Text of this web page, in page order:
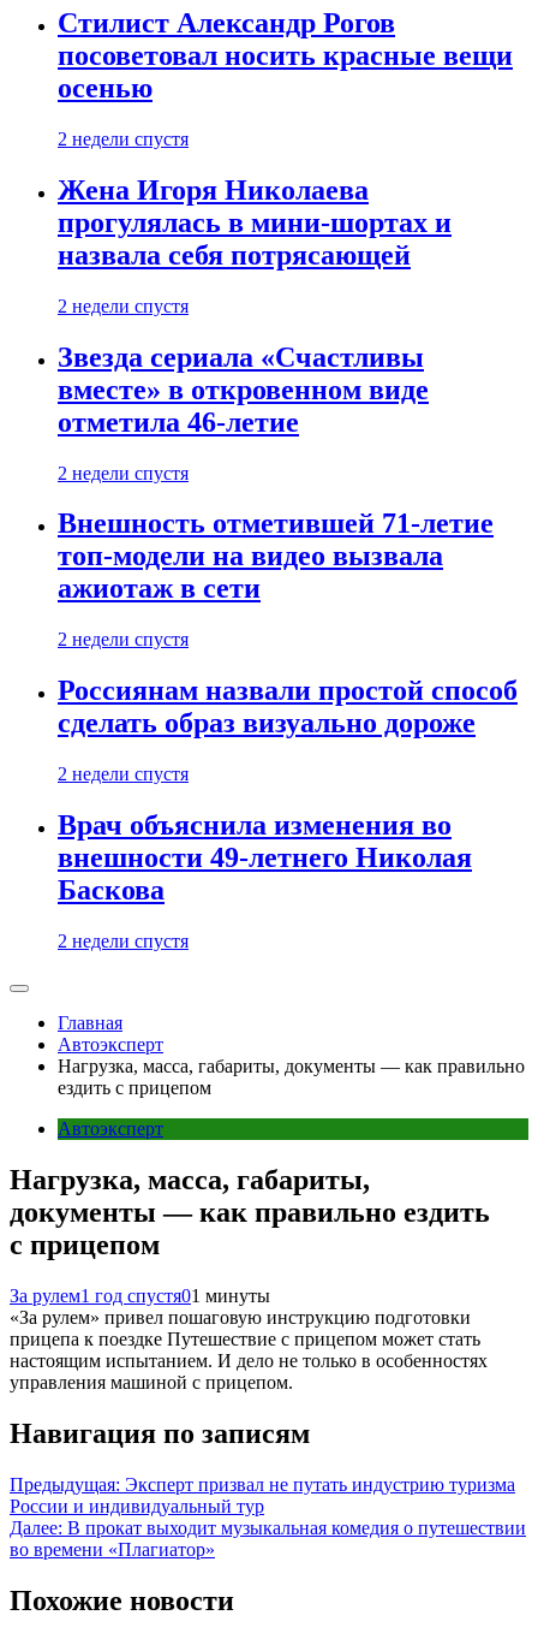
Стилист Александр Рогов
посоветовал носить красные вещи
осенью
2 недели спустя
Жена Игоря Николаева
прогулялась в мини-шортах и
назвала себя потрясающей
2 недели спустя
Звезда сериала «Счастливы
вместе» в откровенном виде
отметила 46-летие
2 недели спустя
Внешность отметившей 71-летие
топ-модели на видео вызвала
ажиотаж в сети
2 недели спустя
Россиянам назвали простой способ
сделать образ визуально дороже
2 недели спустя
Врач объяснила изменения во
внешности 49-летнего Николая
Баскова
2 недели спустя
Главная
Автоэксперт
Нагрузка, масса, габариты, документы — как правильно
ездить с прицепом
Автоэксперт
Нагрузка, масса, габариты,
документы — как правильно ездить
с прицепом
За рулем1 год спустя01 минуты
«За рулем» привел пошаговую инструкцию подготовки
прицепа к поездке Путешествие с прицепом может стать
настоящим испытанием. И дело не только в особенностях
управления машиной с прицепом.
Навигация по записям
Предыдущая: Эксперт призвал не путать индустрию туризма
России и индивидуальный тур
Далее: В прокат выходит музыкальная комедия о путешествии
во времени «Плагиатор»
Похожие новости